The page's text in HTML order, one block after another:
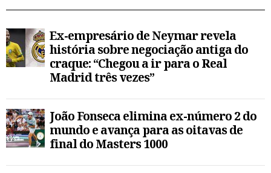
Ex-empresário de Neymar revela
história sobre negociação antiga do
craque: “Chegou a ir para o Real
Madrid três vezes”
João Fonseca elimina ex-número 2 do
mundo e avança para as oitavas de
final do Masters 1000